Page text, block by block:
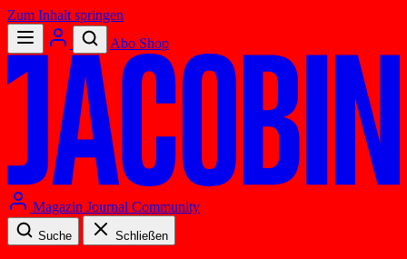
Zum Inhalt springen
Abo Shop
Magazin Journal Community
Suche Schließen